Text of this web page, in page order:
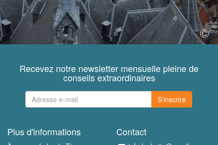
Recevez notre newsletter mensuelle pleine de
conseils extraordinaires
S'inscrire
Plus d'informations Contact